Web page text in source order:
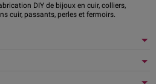
DIY de bijoux en cuir, colliers,
cuir, passants, perles et fermoirs.